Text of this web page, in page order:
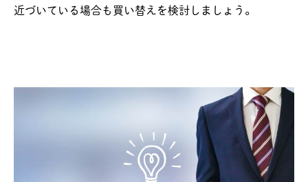
近づいている場合も買い替えを検討しましょう。